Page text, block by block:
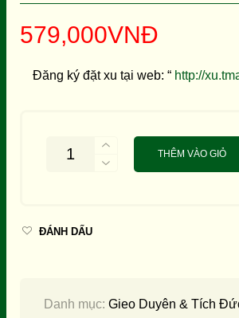
579,000VNĐ
Đăng ký đặt xu tại web: “ http://
THÊM VÀO GIỎ
ĐÁNH DẤU
Danh mục: Gieo Duyên & Tích